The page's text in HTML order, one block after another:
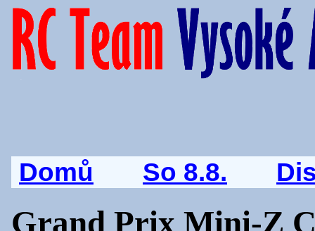
Domů So 8.8.
Grand Prix Mini-Z